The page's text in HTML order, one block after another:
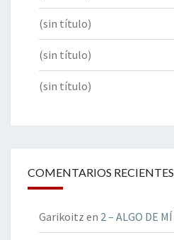
(sin título)
(sin título)
(sin título)
COMENTARIOS RECIENTES
Garikoitz en 2 – ALGO DE MÍ